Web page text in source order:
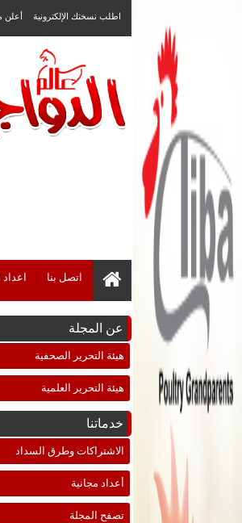
اطلب نسختك الإلكترونية أعلن
اتصل بنا
عن المجلة
هيئة التحرير الصحفية
هيئة التحرير العلمية
خدماتنا
الاشتراكات وطرق السداد
أعداد مجانية
تصفح المجلة